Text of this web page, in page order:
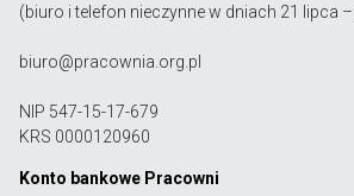
(biuro i telefon nieczynne w dniach 21 lipca
biuro@pracownia.org.pl
NIP 547-15-17-679
KRS 0000120960
Konto bankowe Pracowni